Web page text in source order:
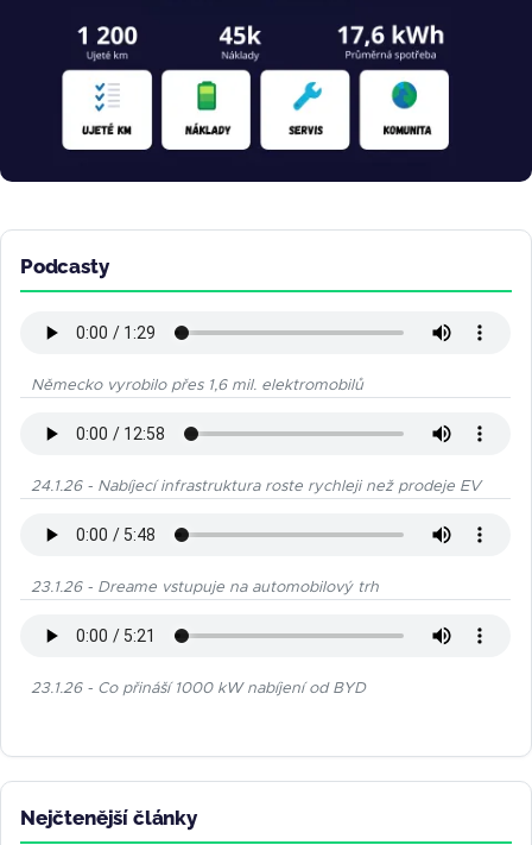
Podcasty
Německo vyrobilo přes 1,6 mil. elektromobilů
24.1.26 - Nabíjecí infrastruktura roste rychleji než prodeje EV
23.1.26 - Dreame vstupuje na automobilový trh
23.1.26 - Co přináší 1000 kW nabíjení od BYD
Nejčtenější články